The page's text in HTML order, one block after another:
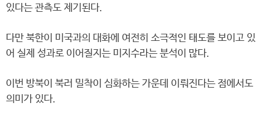
있다는 관측도 제기된다.
다만 북한이 미국과의 대화에 여전히 소극적인 태도를 보이고 있
어 실제 성과로 이어질지는 미지수라는 분석이 많다.
이번 방북이 북러 밀착이 심화하는 가운데 이뤄진다는 점에서도
의미가 있다.